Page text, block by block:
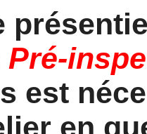
Pré-
est
en